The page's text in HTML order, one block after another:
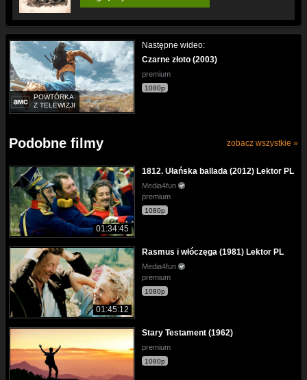
POWTÓRKA
Z TELEWIZJI
Następne wideo:
Czarne złoto (2003)
premium
1080p
Podobne filmy zobacz wszystkie »
01:34:45
1812. Ułańska ballada (2012) Lektor PL
Media4fun
premium
1080p
01:45:12
Rasmus i włóczęga (1981) Lektor PL
Media4fun
premium
1080p
Stary Testament (1962)
premium
1080p